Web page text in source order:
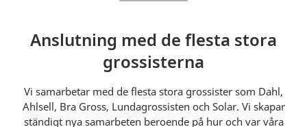
Anslutning med de flesta stora
grossisterna
Vi samarbetar med de flesta stora grossister som Dahl,
Ahlsell, Bra Gross, Lundagrossisten och Solar. Vi skapar
ständigt nya samarbeten beroende på hur och var våra